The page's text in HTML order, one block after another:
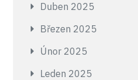
Duben 2025
Březen 2025
Únor 2025
Leden 2025